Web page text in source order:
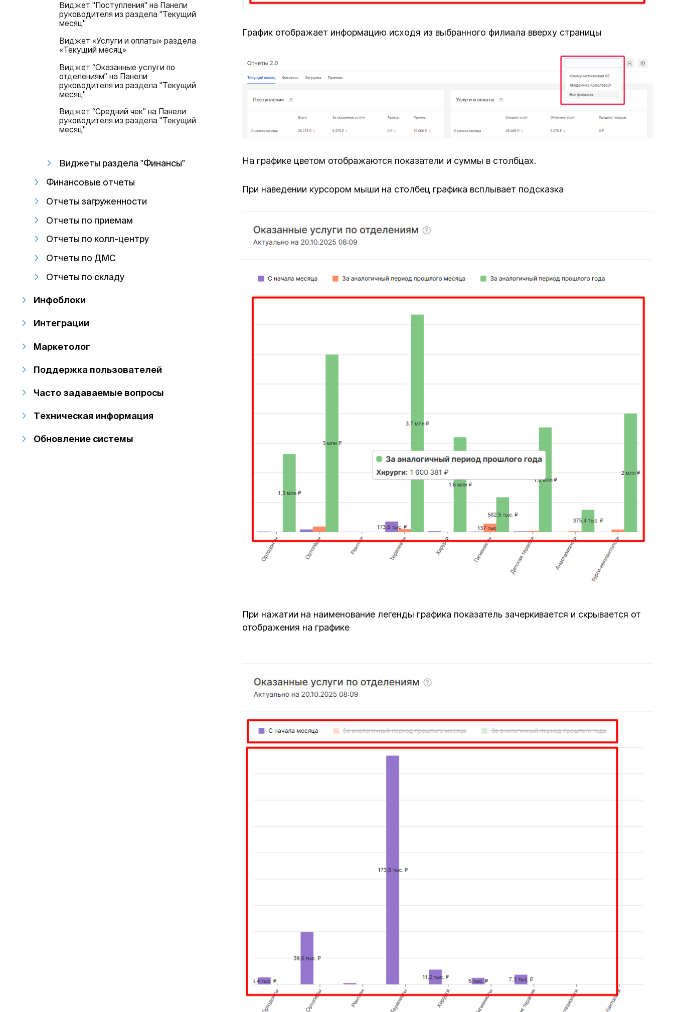
Виджет "Поступления" на Панели
руководителя из раздела "Текущий
месяц"
Виджет «Услуги и оплаты» раздела
«Текущий месяц»
Виджет “Оказанные услуги по
отделениям” на Панели
руководителя из раздела "Текущий
месяц"
Виджет “Средний чек” на Панели
руководителя из раздела "Текущий
месяц"
Виджеты раздела "Финансы"
Финансовые отчеты
Отчеты загруженности
Отчеты по приемам
Отчеты по колл-центру
Отчеты по ДМС
Отчеты по складу
Инфоблоки
Интеграции
Маркетолог
Поддержка пользователей
Часто задаваемые вопросы
Техническая информация
Обновление системы
График отображает информацию исходя из выбранного филиала вверху страницы
На графике цветом отображаются показатели и суммы в столбцах.
При наведении курсором мыши на столбец графика всплывает подсказка
При нажатии на наименование легенды графика показатель зачеркивается и скрывается от
отображения на графике